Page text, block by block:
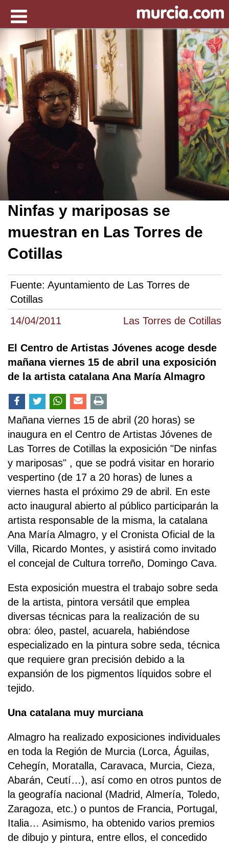
14/04/2011 Las Torres de Cotillas
Ninfas y mariposas se
muestran en Las Torres de
Cotillas
Fuente: Ayuntamiento de Las Torres de
Cotillas
El Centro de Artistas Jóvenes acoge desde
mañana viernes 15 de abril una exposición
de la artista catalana Ana María Almagro
Mañana viernes 15 de abril (20 horas) se
inaugura en el Centro de Artistas Jóvenes de
Las Torres de Cotillas la exposición "De ninfas
y mariposas" , que se podrá visitar en horario
vespertino (de 17 a 20 horas) de lunes a
viernes hasta el próximo 29 de abril. En este
acto inaugural abierto al público participarán la
artista responsable de la misma, la catalana
Ana María Almagro, y el Cronista Oficial de la
Villa, Ricardo Montes, y asistirá como invitado
el concejal de Cultura torreño, Domingo Cava.
Esta exposición muestra el trabajo sobre seda
de la artista, pintora versátil que emplea
diversas técnicas para la realización de su
obra: óleo, pastel, acuarela, habiéndose
especializado en la pintura sobre seda, técnica
que requiere gran precisión debido a la
expansión de los pigmentos líquidos sobre el
tejido.
Una catalana muy murciana
Almagro ha realizado exposiciones individuales
en toda la Región de Murcia (Lorca, Águilas,
Cehegín, Moratalla, Caravaca, Murcia, Cieza,
Abarán, Ceutí…), así como en otros puntos de
la geografía nacional (Madrid, Almería, Toledo,
Zaragoza, etc.) o puntos de Francia, Portugal,
Italia… Asimismo, ha obtenido varios premios
de dibujo y pintura, entre ellos, el concedido